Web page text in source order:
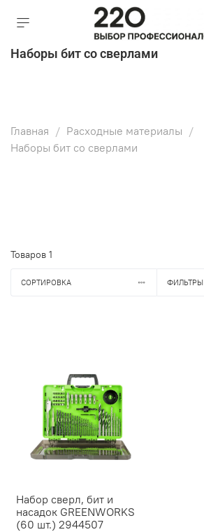
Наборы бит со сверлами
Главная Расходные материалы
Наборы бит со сверлами
Товаров 1
СОРТИРОВКА ФИЛЬТРЫ
Набор сверл, бит и
насадок GREENWORKS
(60 шт.) 2944507